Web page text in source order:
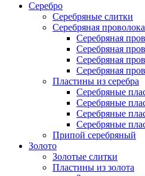
Серебро
Серебряные слитки
Серебряная проволока
Серебряная
Серебряная
Серебряная
Серебряная
Пластины из серебра
Серебряные
Серебряные
Серебряные
Серебряные
Припой серебряный
Золото
Золотые слитки
Пластины из золота